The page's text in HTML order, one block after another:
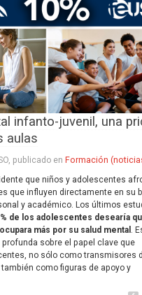
infanto-juvenil, una
aulas
publicado en Formación
que niños y adolescentes
que influyen directamente en su
y académico. Los últimos
de los adolescentes desearía
más por su salud mental
.
sobre el papel clave que
no sólo como transmisores
como figuras de apoyo y